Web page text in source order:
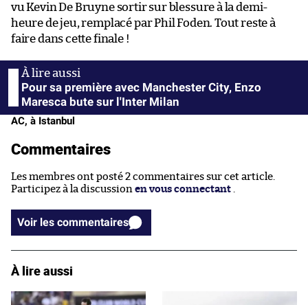
vu Kevin De Bruyne sortir sur blessure à la demi-
heure de jeu, remplacé par Phil Foden. Tout reste à
faire dans cette finale !
Pour sa première avec Manchester City, Enzo
Maresca bute sur l'Inter Milan
AC, à Istanbul
Commentaires
Les membres ont posté 2 commentaires sur cet article.
Participez à la discussion en vous connectant
Voir les commentaires
À lire aussi